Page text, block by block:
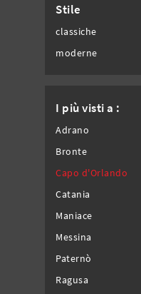
Stile
classiche
moderne
I più visti a :
Adrano
Bronte
Capo d'Orlando
Catania
Maniace
Messina
Paternò
Ragusa